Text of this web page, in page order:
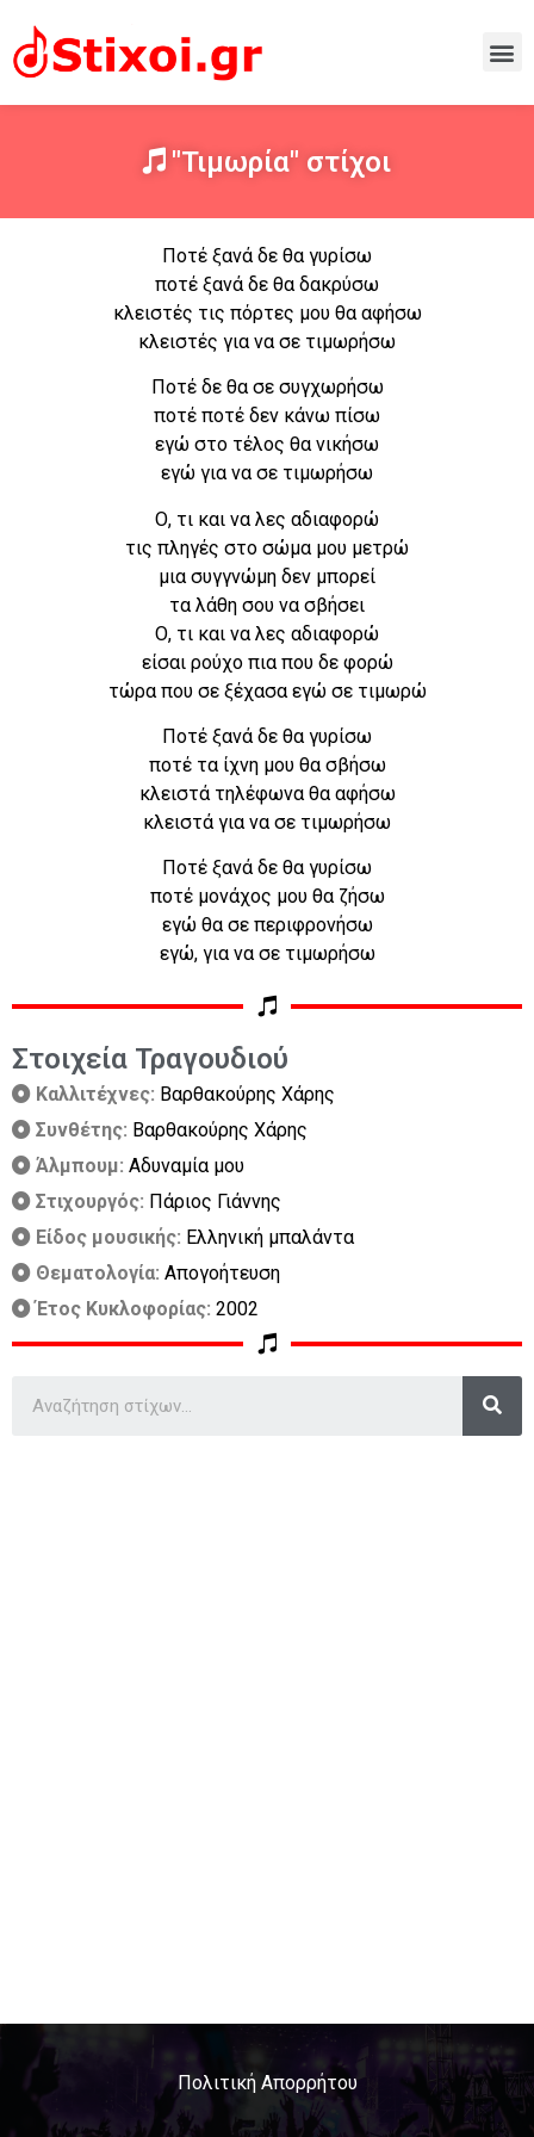
"Τιμωρία" στίχοι
Ποτέ ξανά δε θα γυρίσω
ποτέ ξανά δε θα δακρύσω
κλειστές τις πόρτες μου θα αφήσω
κλειστές για να σε τιμωρήσω
Ποτέ δε θα σε συγχωρήσω
ποτέ ποτέ δεν κάνω πίσω
εγώ στο τέλος θα νικήσω
εγώ για να σε τιμωρήσω
Ο, τι και να λες αδιαφορώ
τις πληγές στο σώμα μου μετρώ
μια συγγνώμη δεν μπορεί
τα λάθη σου να σβήσει
Ο, τι και να λες αδιαφορώ
είσαι ρούχο πια που δε φορώ
τώρα που σε ξέχασα εγώ σε τιμωρώ
Ποτέ ξανά δε θα γυρίσω
ποτέ τα ίχνη μου θα σβήσω
κλειστά τηλέφωνα θα αφήσω
κλειστά για να σε τιμωρήσω
Ποτέ ξανά δε θα γυρίσω
ποτέ μονάχος μου θα ζήσω
εγώ θα σε περιφρονήσω
εγώ, για να σε τιμωρήσω
Στοιχεία Τραγουδιού
Καλλιτέχνες: Βαρθακούρης Χάρης
Συνθέτης: Βαρθακούρης Χάρης
Άλμπουμ: Αδυναμία μου
Στιχουργός: Πάριος Γιάννης
Είδος μουσικής: Ελληνική μπαλάντα
Θεματολογία: Απογοήτευση
Έτος Κυκλοφορίας: 2002
Πολιτική Απορρήτου